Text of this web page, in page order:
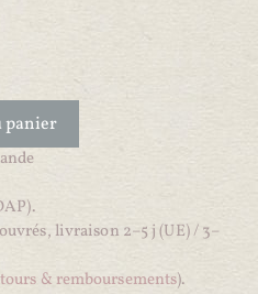
panier
livraison 2–5 j (UE) / 3–
& remboursements).